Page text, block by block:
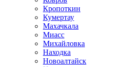
Кропоткин
Кумертау
Махачкала
Миасс
Михайловка
Находка
Новоалтайск